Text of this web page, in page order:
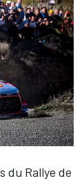
du Rallye de